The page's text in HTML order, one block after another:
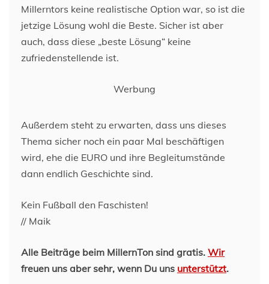
Millerntors keine realistische Option war, so ist die
jetzige Lösung wohl die Beste. Sicher ist aber
auch, dass diese „beste Lösung“ keine
zufriedenstellende ist.
Werbung
Außerdem steht zu erwarten, dass uns dieses
Thema sicher noch ein paar Mal beschäftigen
wird, ehe die EURO und ihre Begleitumstände
dann endlich Geschichte sind.
Kein Fußball den Faschisten!
// Maik
Alle Beiträge beim MillernTon sind gratis. Wir
freuen uns aber sehr, wenn Du uns unterstützt.